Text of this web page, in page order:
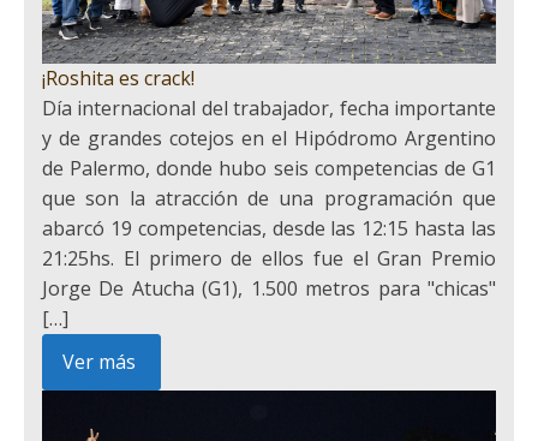
¡Roshita es crack!
Día internacional del trabajador, fecha importante
y de grandes cotejos en el Hipódromo Argentino
de Palermo, donde hubo seis competencias de G1
que son la atracción de una programación que
abarcó 19 competencias, desde las 12:15 hasta las
21:25hs. El primero de ellos fue el Gran Premio
Jorge De Atucha (G1), 1.500 metros para "chicas"
[…]
Ver más